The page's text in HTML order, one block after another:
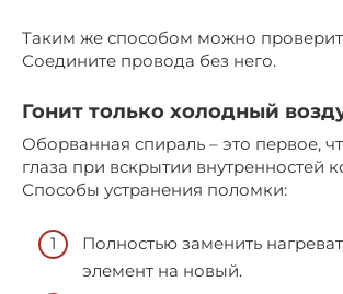
Таким же способом можно
Соедините провода без него.
Гонит только холодный
Оборванная спираль – это первое,
глаза при вскрытии внутренностей
Способы устранения поломки:
Полностью заменить
элемент на новый.